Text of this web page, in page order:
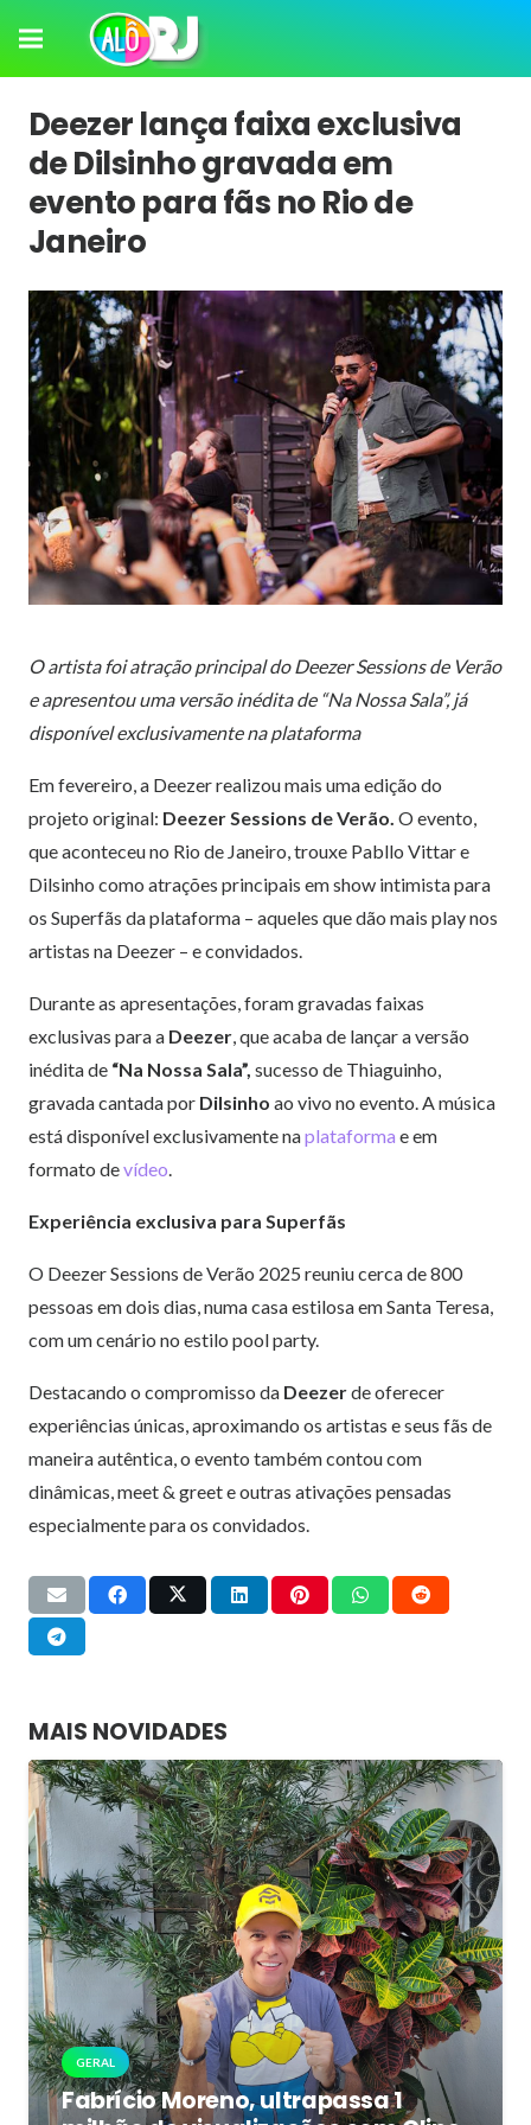
Deezer lança faixa exclusiva
de Dilsinho gravada em
evento para fãs no Rio de
Janeiro
O artista foi atração principal do Deezer Sessions de Verão
e apresentou uma versão inédita de “Na Nossa Sala”, já
disponível exclusivamente na plataforma
Em fevereiro, a Deezer realizou mais uma edição do
projeto original: Deezer Sessions de Verão. O evento,
que aconteceu no Rio de Janeiro, trouxe Pabllo Vittar e
Dilsinho como atrações principais emshow intimista para
os Superfãs da plataforma – aqueles que dão mais play nos
artistas na Deezer – e convidados.
Durante as apresentações, foram gravadas faixas
exclusivas para a Deezer, que acaba de lançar a versão
inédita de “Na Nossa Sala”, sucesso de Thiaguinho,
gravada cantada por Dilsinho ao vivo no evento. A música
está disponível exclusivamente naplataforma e em
formato devídeo.
Experiência exclusiva para Superfãs
O Deezer Sessions de Verão 2025 reuniu cerca de 800
pessoas em dois dias, numa casa estilosa em Santa Teresa,
com um cenário no estilo pool party.
Destacando o compromisso da Deezerde oferecer
experiências únicas, aproximando os artistas e seus fãs de
maneira autêntica, o evento também contou com
dinâmicas, meet & greet e outras ativações pensadas
especialmente para os convidados.
MAIS NOVIDADES
GERAL
Fabrício Moreno, ultrapassa 1